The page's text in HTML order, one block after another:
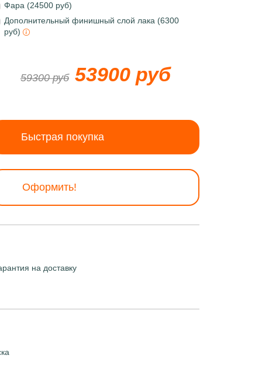
Фара (24500 руб)
Дополнительный финишный слой лака (6300
руб)
59300 руб 53900 руб
Быстрая покупка
Оформить!
на доставку